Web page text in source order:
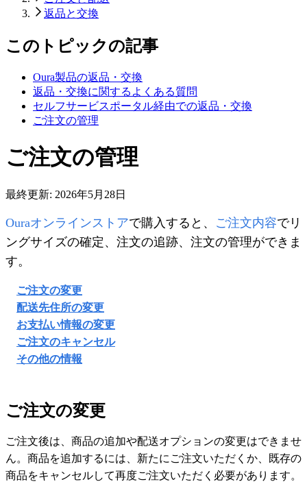
返品と交換
このトピックの記事
Oura製品の返品・交換
返品・交換に関するよくある質問
セルフサービスポータル経由での返品・交換
ご注文の管理
ご注文の管理
最終更新: 2026年5月28日
Ouraオンラインストアで購入すると、 ご注文内容でリ
ングサイズの確定、注文の追跡、注文の管理ができま
す。
ご注文の変更
配送先住所の変更
お支払い情報の変更
ご注文のキャンセル
その他の情報
ご注文の変更
ご注文後は、商品の追加や配送オプションの変更はできませ
ん。商品を追加するには、新たにご注文いただくか、既存の
商品をキャンセルして再度ご注文いただく必要があります。